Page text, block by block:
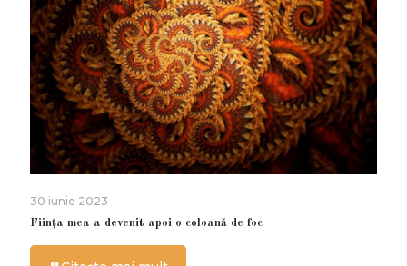
30 iunie 2023
Ființa mea a devenit apoi o coloană de foc